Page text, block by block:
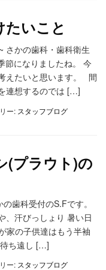
たいこと
さかの歯科・歯科衛生
節になりましたね。 今
えたいと思います。 間
連想するのでは […]
ー: スタッフブログ
(プラウト)の
歯科受付のS.Fです。
汗びっしょり 暑い日
家の子供達はもう半袖
ち遠し […]
ー: スタッフブログ